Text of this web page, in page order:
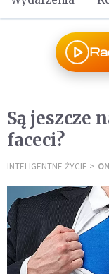
Są jeszcze
faceci?
INTELIGENTNE ŻYCIE